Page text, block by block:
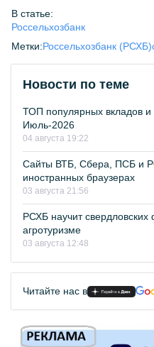
В статье:
Россельхозбанк
Метки:Россельхозбанк (РСХБ)
Новости по теме
ТОП популярных вкладов и
Июль-2026
04 августа 19:22
Сайты ВТБ, Сбера, ПСБ и
иностранных браузерах
03 августа 21:56
РСХБ научит
агротуризме
03 августа 12:48
Читайте нас в